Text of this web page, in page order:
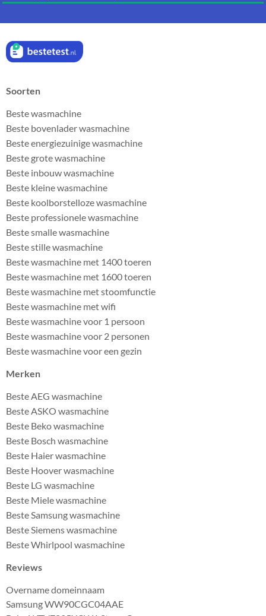
Soorten
Beste wasmachine
Beste bovenlader wasmachine
Beste energiezuinige wasmachine
Beste grote wasmachine
Beste inbouw wasmachine
Beste kleine wasmachine
Beste koolborstelloze wasmachine
Beste professionele wasmachine
Beste smalle wasmachine
Beste stille wasmachine
Beste wasmachine met 1400 toeren
Beste wasmachine met 1600 toeren
Beste wasmachine met stoomfunctie
Beste wasmachine met wifi
Beste wasmachine voor 1 persoon
Beste wasmachine voor 2 personen
Beste wasmachine voor een gezin
Merken
Beste AEG wasmachine
Beste ASKO wasmachine
Beste Beko wasmachine
Beste Bosch wasmachine
Beste Haier wasmachine
Beste Hoover wasmachine
Beste LG wasmachine
Beste Miele wasmachine
Beste Samsung wasmachine
Beste Siemens wasmachine
Beste Whirlpool wasmachine
Reviews
Overname domeinnaam
Samsung WW90CGC04AAE